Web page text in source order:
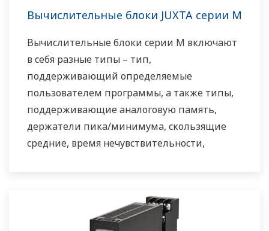
Вычислительные блоки JUXTA серии M
Вычислительные блоки серии M включают
в себя разные типы – тип,
поддерживающий определяемые
пользователем программы, а также типы,
поддерживающие аналоговую память,
держатели пика/минимума, скользящие
средние, время нечувствительности,